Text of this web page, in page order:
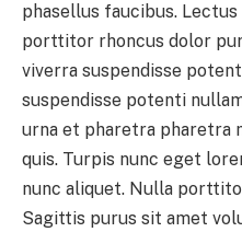
phasellus faucibus.
porttitor rhoncus dolor
viverra suspendisse
suspendisse potenti
urna et pharetra pharetra
quis. Turpis nunc eget
nunc aliquet. Nulla
Sagittis purus sit amet